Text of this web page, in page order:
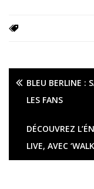
BLEU BERLINE :
LES FANS
DÉCOUVREZ
LIVE, AVEC